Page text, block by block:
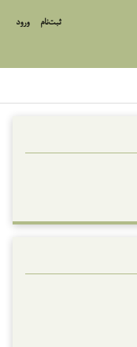
ثبت‌نام ورود